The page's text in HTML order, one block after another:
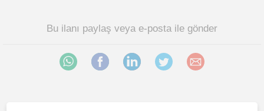
Bu ilanı paylaş veya e-posta ile gönder